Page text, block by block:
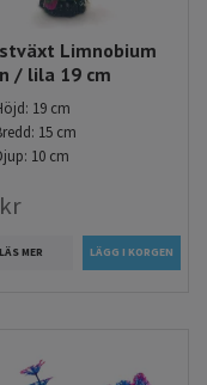
Limnobium
/ lila 19 cm
19 cm
15 cm
10 cm
LÄS MER